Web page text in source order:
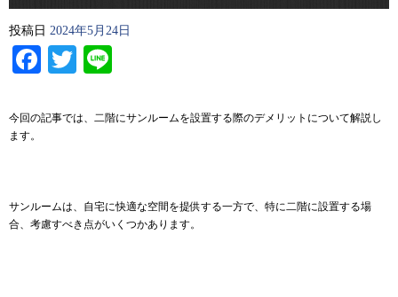
投稿日 2024年5月24日
Facebook
Twitter
今回の記事では、二階にサンルームを設置する際のデメリットについて解説し
ます。
サンルームは、自宅に快適な空間を提供する一方で、特に二階に設置する場
合、考慮すべき点がいくつかあります。